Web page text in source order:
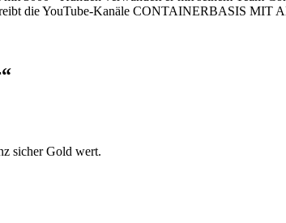
die YouTube-Kanäle CONTAINERBASIS MIT
sicher Gold wert.